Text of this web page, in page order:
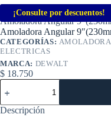
¡Consulte por descuentos!
Inicio Herramientas
Amoladora Angular
Amoladora Angular
CATEGORÍAS:
ELECTRICAS
MARCA: DEWALT
$ 18.750
Amoladora
Angular
9"
(230mm)
Descripción